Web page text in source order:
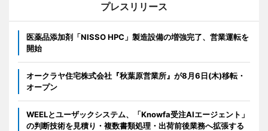
プレスリリース
医薬品添加剤「NISSO HPC」製造設備の増強完了、営業運転を
開始
オークラヤ住宅株式会社『秋葉原営業所』が8月6日(木)移転・
オープン
WEELとユーザックシステム、「Knowfa受注AIエージェント」
の判断技術を見積り・複数書類処理・出荷前後業務へ拡張する